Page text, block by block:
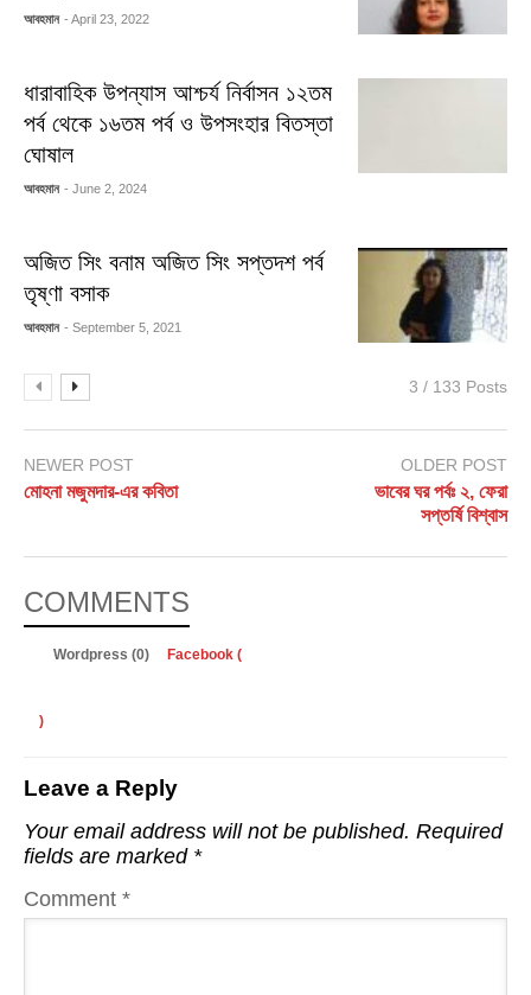
আবহমান - April 23, 2022
ধারাবাহিক উপন্যাস আশ্চর্য নির্বাসন ১২তম
পর্ব থেকে ১৬তম পর্ব ও উপসংহার বিতস্তা
ঘোষাল
আবহমান - June 2, 2024
অজিত সিং বনাম অজিত সিং সপ্তদশ পর্ব
তৃষ্ণা বসাক
আবহমান - September 5, 2021
3 / 133 Posts
NEWER POST
মোহনা মজুমদার-এর কবিতা
OLDER POST
ভাবের ঘর পর্বঃ ২, ফেরা
সপ্তর্ষি বিশ্বাস
COMMENTS
Wordpress (0) Facebook (
)
Leave a Reply
Your email address will not be published. Required
fields are marked *
Comment *